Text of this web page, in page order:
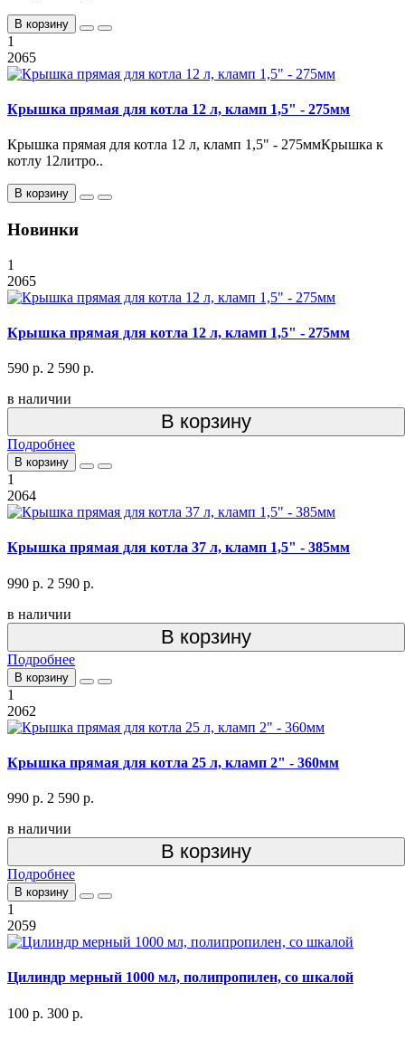
В корзину
1
2065
Крышка прямая для котла 12 л, кламп 1,5" - 275мм
Крышка прямая для котла 12 л, кламп 1,5" - 275ммКрышка к
котлу 12литро..
В корзину
Новинки
1
2065
Крышка прямая для котла 12 л, кламп 1,5" - 275мм
590 р. 2 590 р.
в наличии
В корзину
Подробнее
В корзину
1
2064
Крышка прямая для котла 37 л, кламп 1,5" - 385мм
990 р. 2 590 р.
в наличии
В корзину
Подробнее
В корзину
1
2062
Крышка прямая для котла 25 л, кламп 2" - 360мм
990 р. 2 590 р.
в наличии
В корзину
Подробнее
В корзину
1
2059
Цилиндр мерный 1000 мл, полипропилен, со шкалой
100 р. 300 р.